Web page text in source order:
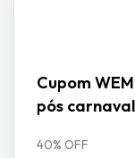
Cupom
pós
40% OFF